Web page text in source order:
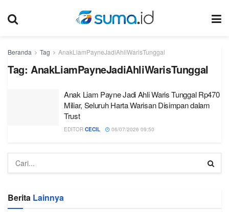
Beranda Tag AnakLiamPayneJadiAhliWarisTunggal
Tag: AnakLiamPayneJadiAhliWarisTunggal
Anak Liam Payne Jadi Ahli Waris Tunggal Rp470
Miliar, Seluruh Harta Warisan Disimpan dalam
Trust
EDITOR CECIL 06/07/2026 09:50
Berita Lainnya